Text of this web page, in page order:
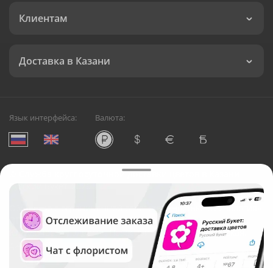
Клиентам
Доставка в Казани
Язык интерфейса: Валюта:
Служба круглосуточной доставки цветов в Казани
Русский Букет, 2026
Общество с ограниченной ответственностью «Технология»
ОГРН: 1195476081745, ИНН: 5410081997
Юридический адрес: г. Новосибирск, ул. Ипподромская,
д.42, оф. 3